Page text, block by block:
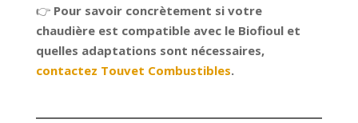
👉 Pour savoir concrètement si votre
chaudière est compatible avec le Biofioul et
quelles adaptations sont nécessaires,
contactez Touvet Combustibles.